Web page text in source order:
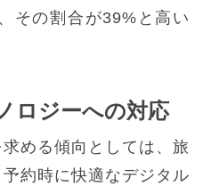
その割合が39%と高い
ロジーへの対応
める傾向としては、旅
約時に快適なデジタル